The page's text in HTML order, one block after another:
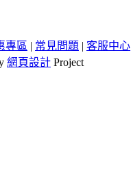
專區 | 常見問題 | 客服中心
網頁設計 Project